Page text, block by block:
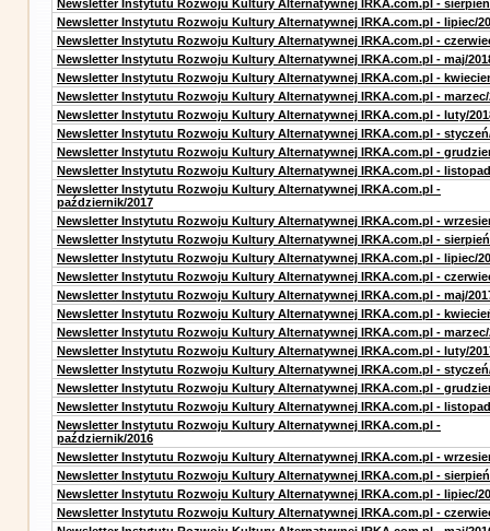
Newsletter Instytutu Rozwoju Kultury Alternatywnej IRKA.com.pl -
Newsletter Instytutu Rozwoju Kultury Alternatywnej IRKA.com.pl - lipiec/
Newsletter Instytutu Rozwoju Kultury Alternatywnej IRKA.com.pl -
Newsletter Instytutu Rozwoju Kultury Alternatywnej IRKA.com.pl - maj/
Newsletter Instytutu Rozwoju Kultury Alternatywnej IRKA.com.pl -
Newsletter Instytutu Rozwoju Kultury Alternatywnej IRKA.com.pl - marzec/
Newsletter Instytutu Rozwoju Kultury Alternatywnej IRKA.com.pl - luty/
Newsletter Instytutu Rozwoju Kultury Alternatywnej IRKA.com.pl -
Newsletter Instytutu Rozwoju Kultury Alternatywnej IRKA.com.pl -
Newsletter Instytutu Rozwoju Kultury Alternatywnej IRKA.com.pl -
Newsletter Instytutu Rozwoju Kultury Alternatywnej IRKA.com.pl -
październik/2017
Newsletter Instytutu Rozwoju Kultury Alternatywnej IRKA.com.pl -
Newsletter Instytutu Rozwoju Kultury Alternatywnej IRKA.com.pl -
Newsletter Instytutu Rozwoju Kultury Alternatywnej IRKA.com.pl - lipiec/
Newsletter Instytutu Rozwoju Kultury Alternatywnej IRKA.com.pl -
Newsletter Instytutu Rozwoju Kultury Alternatywnej IRKA.com.pl - maj/
Newsletter Instytutu Rozwoju Kultury Alternatywnej IRKA.com.pl -
Newsletter Instytutu Rozwoju Kultury Alternatywnej IRKA.com.pl - marzec/
Newsletter Instytutu Rozwoju Kultury Alternatywnej IRKA.com.pl - luty/
Newsletter Instytutu Rozwoju Kultury Alternatywnej IRKA.com.pl -
Newsletter Instytutu Rozwoju Kultury Alternatywnej IRKA.com.pl -
Newsletter Instytutu Rozwoju Kultury Alternatywnej IRKA.com.pl -
Newsletter Instytutu Rozwoju Kultury Alternatywnej IRKA.com.pl -
październik/2016
Newsletter Instytutu Rozwoju Kultury Alternatywnej IRKA.com.pl -
Newsletter Instytutu Rozwoju Kultury Alternatywnej IRKA.com.pl -
Newsletter Instytutu Rozwoju Kultury Alternatywnej IRKA.com.pl - lipiec/
Newsletter Instytutu Rozwoju Kultury Alternatywnej IRKA.com.pl -